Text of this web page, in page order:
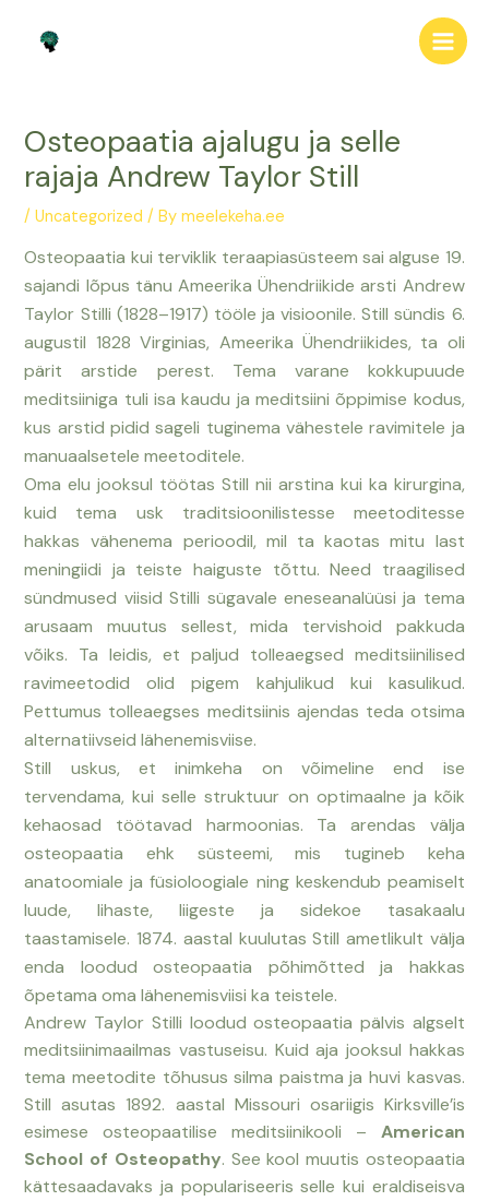
Main
Osteopaatia ajalugu ja selle
rajaja Andrew Taylor Still
/Uncategorized / Bymeelekeha.ee
Osteopaatia kui terviklik teraapiasüsteem sai alguse 19.
sajandi lõpus tänu Ameerika Ühendriikide arsti Andrew
Taylor Stilli (1828–1917) tööle ja visioonile. Still sündis 6.
augustil 1828 Virginias, Ameerika Ühendriikides, ta oli
päritarstide perest. Tema varane kokkupuude
meditsiiniga tuli isakaudu ja meditsiini õppimise kodus,
kus arstid pidid sageli tuginema vähestele ravimitele ja
manuaalsetele meetoditele.
Oma elu jooksul töötas Still nii arstina kui ka kirurgina,
kuid tema usk traditsioonilistesse meetoditesse
hakkas vähenema perioodil, mil ta kaotas mitu last
meningiidi ja teiste haiguste tõttu. Need traagilised
sündmused viisid Stilli sügavale eneseanalüüsi ja tema
arusaam muutus sellest, mida tervishoid pakkuda
võiks. Ta leidis, et paljud tolleaegsed meditsiinilised
ravimeetodid olid pigem kahjulikud kui kasulikud.
Pettumus tolleaegses meditsiinis ajendas teda otsima
alternatiivseid lähenemisviise.
Still uskus, et inimkeha on võimeline end ise
tervendama, kui selle struktuur on optimaalne ja kõik
kehaosad töötavad harmoonias. Ta arendas välja
osteopaatiaehk süsteemi, mis tugineb keha
anatoomiale ja füsioloogiale ning keskendub peamiselt
luude, lihaste, liigeste ja sidekoe tasakaalu
taastamisele. 1874. aastal kuulutas Still ametlikult välja
enda loodudosteopaatia põhimõtted ja hakkas
õpetama oma lähenemisviisika teistele.
Andrew Taylor Stilli loodud osteopaatia pälvis algselt
meditsiinimaailmas vastuseisu. Kuid aja jooksul hakkas
tema meetodite tõhusus silma paistma ja huvi kasvas.
Still asutas 1892. aastal Missouri osariigis Kirksville’is
esimese osteopaatilise meditsiinikooli – American
School of Osteopathy. See kool muutis osteopaatia
kättesaadavaks ja populariseeris selle kui eraldiseisva
navigation